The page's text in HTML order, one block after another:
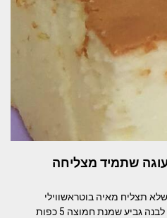
שתמיד מצליחה
תצליח מאיה בוטראשווילי
המרכיבים- 7 ביצים 750 גר' גבינה לבנה גביע שמנת חמוצה 5 כפות